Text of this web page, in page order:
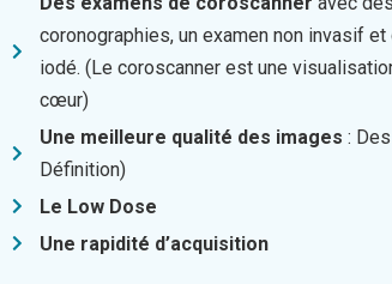
coronographies, un examen non invasif
iodé. (Le coroscanner est une
cœur)
Une meilleure qualité des images :
Définition)
Le Low Dose
Une rapidité d’acquisition